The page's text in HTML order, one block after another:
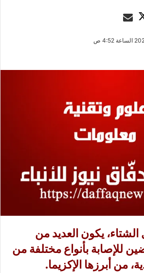
ت
ب
ل
س
ر
ا
ل
ك
ر
و
ن
ي
ا
يكون العديد من
للإصابة بأنواع مختلفة من
من أبرزها الإكزيما.